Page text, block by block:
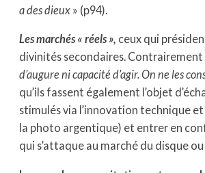
a des dieux » (p94).
Les marchés « réels », ceux qui
divinités secondaires. Contrairement
d’augure ni capacité d’agir. On ne les
qu’ils fassent également l’objet
stimulés via l’innovation technique
la photo argentique) et entrer en
qui s’attaque au marché du disque